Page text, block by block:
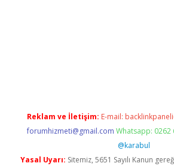
Reklam ve İletişim: E-mail:
forumhizmeti@gmail.com Whatsapp: 0262
@karabul
Yasal Uyarı: Sitemiz, 5651 Sayılı Kanun